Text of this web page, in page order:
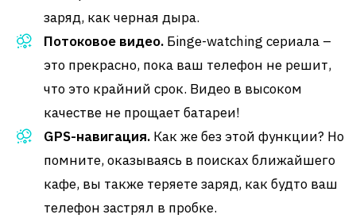
заряд, как черная дыра.
Потоковое видео. Бinge-watching сериала –
это прекрасно, пока ваш телефон не решит,
что это крайний срок. Видео в высоком
качестве не прощает батареи!
GPS-навигация. Как же без этой функции? Но
помните, оказываясь в поисках ближайшего
кафе, вы также теряете заряд, как будто ваш
телефон застрял в пробке.